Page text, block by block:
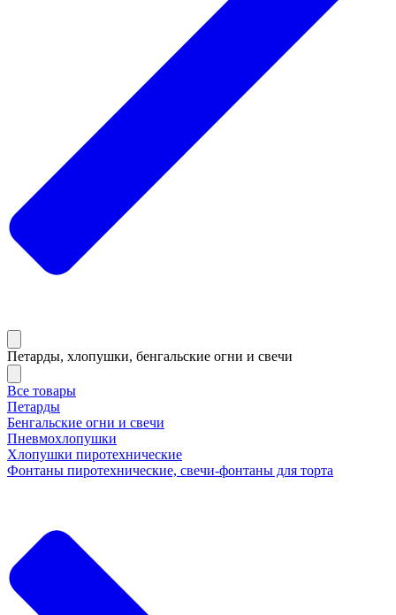
Петарды, хлопушки, бенгальские огни и свечи
Все товары
Петарды
Бенгальские огни и свечи
Пневмохлопушки
Хлопушки пиротехнические
Фонтаны пиротехнические, свечи-фонтаны для торта